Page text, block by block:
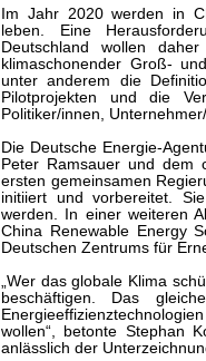
Im Jahr 2020 werden in
leben. Eine
Deutschland wollen
klimaschonender Groß-
unter anderem die
Pilotprojekten und die
Politiker/innen,
Die Deutsche Energie-
Peter Ramsauer und dem
ersten gemeinsamen
initiiert und vorbereitet.
werden. In einer weiteren
China Renewable Energy
Deutschen Zentrums für
„Wer das globale Klima
beschäftigen. Das
wollen“, betonte Stephan
anlässlich der